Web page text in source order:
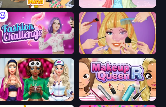
Knock Your Mind Tailor Stylist: Fashion Diary
Fashion Challenge: Catwalk Run Extreme Makeover
BFFs Luxury Loungewear Make Up Queen R